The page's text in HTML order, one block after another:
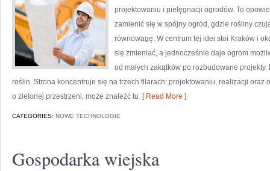
projektowaniu i pielęgnacji ogrodów. To
zamienić się w spójny ogród, gdzie rośliny
równowagę. W centrum tej idei stoi Kraków i
się zmieniać, a jednocześnie daje ogrom
od małych zakątków po rozbudowane
roślin. Strona koncentruje się na trzech filarach: projektowaniu, realizacji oraz
o zielonej przestrzeni, może znaleźć tu [ Read More ]
CATEGORIES: NOWE TECHNOLOGIE
Gospodarka wiejska